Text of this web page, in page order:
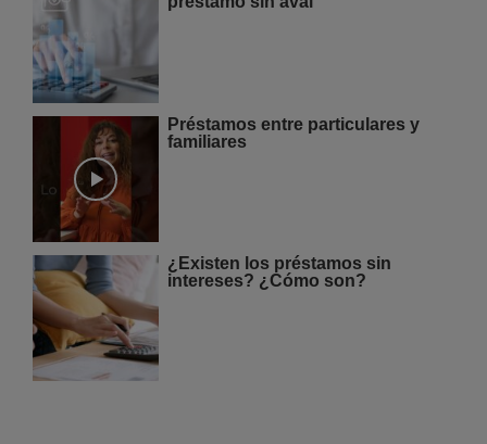
Préstamos entre particulares y
familiares
¿Existen los préstamos sin
intereses? ¿Cómo son?